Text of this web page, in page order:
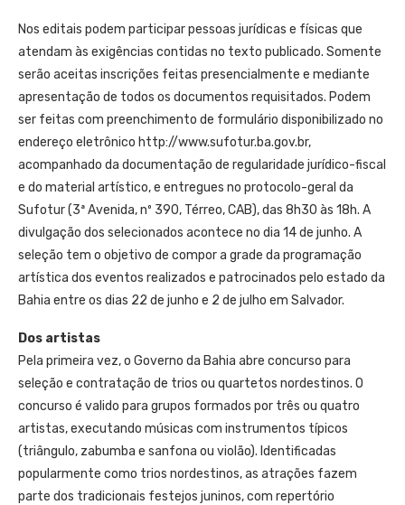
Nos editais podem participar pessoas jurídicas e físicas que
atendam às exigências contidas no texto publicado. Somente
serão aceitas inscrições feitas presencialmente e mediante
apresentação de todos os documentos requisitados. Podem
ser feitas com preenchimento de formulário disponibilizado no
endereço eletrônico http://www.sufotur.ba.gov.br,
acompanhado da documentação de regularidade jurídico-fiscal
e do material artístico, e entregues no protocolo-geral da
Sufotur (3ª Avenida, nº 390, Térreo, CAB), das 8h30 às 18h. A
divulgação dos selecionados acontece no dia 14 de junho. A
seleção tem o objetivo de compor a grade da programação
artística dos eventos realizados e patrocinados pelo estado da
Bahia entre os dias 22 de junho e 2 de julho em Salvador.
Dos artistas
Pela primeira vez, o Governo da Bahia abre concurso para
seleção e contratação de trios ou quartetos nordestinos. O
concurso é valido para grupos formados por três ou quatro
artistas, executando músicas com instrumentos típicos
(triângulo, zabumba e sanfona ou violão). Identificadas
popularmente como trios nordestinos, as atrações fazem
parte dos tradicionais festejos juninos, com repertório